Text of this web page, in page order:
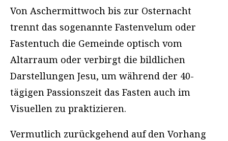
Von Aschermittwoch bis zur Osternacht
trennt das sogenannte Fastenvelum oder
Fastentuch die Gemeinde optisch vom
Altarraum oder verbirgt die bildlichen
Darstellungen Jesu, um während der 40-
tägigen Passionszeit das Fasten auch im
Visuellen zu praktizieren.
Vermutlich zurückgehend auf den Vorhang